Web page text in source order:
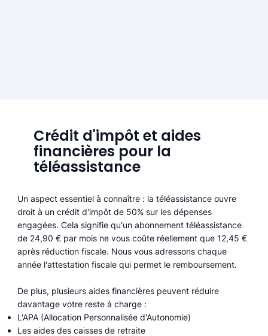
Crédit d'impôt et aides
financières pour la
téléassistance
Un aspect essentiel à connaître : la téléassistance ouvre
droit à un crédit d'impôt de 50% sur les dépenses
engagées. Cela signifie qu'un abonnement téléassistance
de 24,90 € par mois ne vous coûte réellement que 12,45 €
après réduction fiscale. Nous vous adressons chaque
année l'attestation fiscale qui permet le remboursement.
De plus, plusieurs aides financières peuvent réduire
davantage votre reste à charge :
L'APA (Allocation Personnalisée d'Autonomie)
Les aides des caisses de retraite